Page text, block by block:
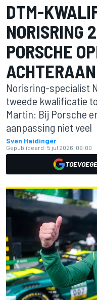
DTM-
NORISRING
PORSCHE
Norisring-specialist
tweede kwalificatie
Martin: Bij Porsche
aanpassing niet veel
Sven Haidinger
Gepubliceerd: 5 jul 2026, 09:00